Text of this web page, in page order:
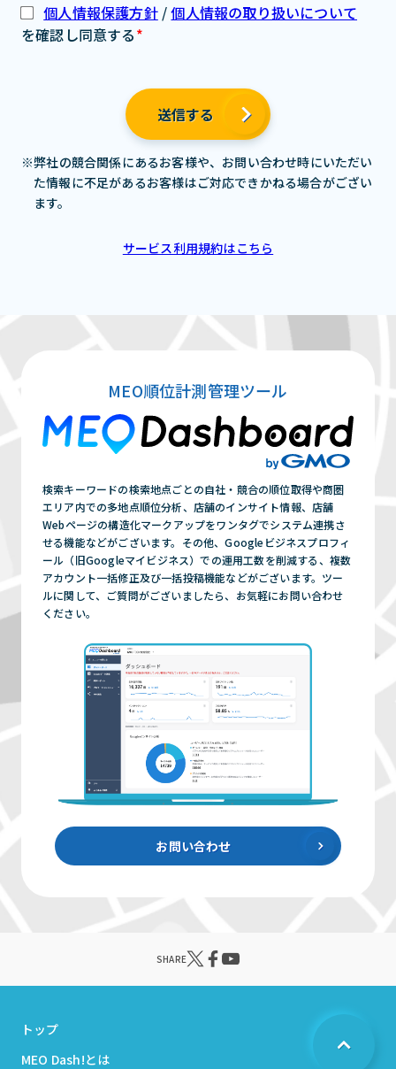
個人情報保護方針/個人情報の取り扱いについて
を確認し同意する*
送信する
弊社の競合関係にあるお客様や、お問い合わせ時にいただい
た情報に不足があるお客様はご対応できかねる場合がござい
ます。
サービス利用規約はこちら
MEO順位計測管理ツール
検索キーワードの検索地点ごとの自社・競合の順位取得や商圏
エリア内での多地点順位分析、店舗のインサイト情報、店舗
Webページの構造化マークアップをワンタグでシステム連携さ
せる機能などがございます。その他、Googleビジネスプロフィ
ール（旧Googleマイビジネス）での運用工数を削減する、複数
アカウント一括修正及び一括投稿機能などがございます。ツー
ルに関して、ご質問がございましたら、お気軽にお問い合わせ
ください。
お問い合わせ
SHARE
トップ
MEO Dash!とは